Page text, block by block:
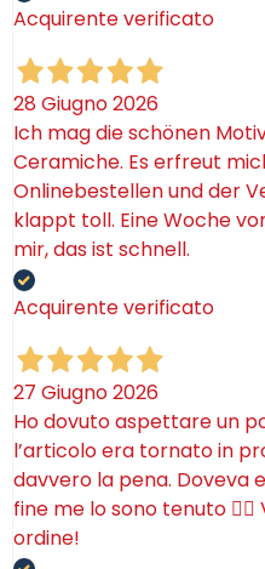
Acquirente verificato
28 Giugno 2026
Ich mag die schönen
Ceramiche. Es erfreut
Onlinebestellen und der
klappt toll. Eine Woche
mir, das ist schnell.
Acquirente verificato
27 Giugno 2026
Ho dovuto aspettare un
l’articolo era tornato in
davvero la pena. Doveva
fine me lo sono tenuto
ordine!